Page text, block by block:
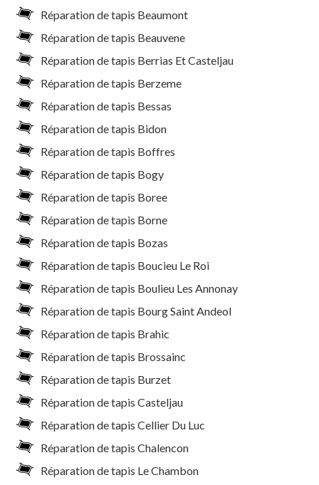
Réparation de tapis Beaumont
Réparation de tapis Beauvene
Réparation de tapis Berrias Et Casteljau
Réparation de tapis Berzeme
Réparation de tapis Bessas
Réparation de tapis Bidon
Réparation de tapis Boffres
Réparation de tapis Bogy
Réparation de tapis Boree
Réparation de tapis Borne
Réparation de tapis Bozas
Réparation de tapis Boucieu Le Roi
Réparation de tapis Boulieu Les Annonay
Réparation de tapis Bourg Saint Andeol
Réparation de tapis Brahic
Réparation de tapis Brossainc
Réparation de tapis Burzet
Réparation de tapis Casteljau
Réparation de tapis Cellier Du Luc
Réparation de tapis Chalencon
Réparation de tapis Le Chambon